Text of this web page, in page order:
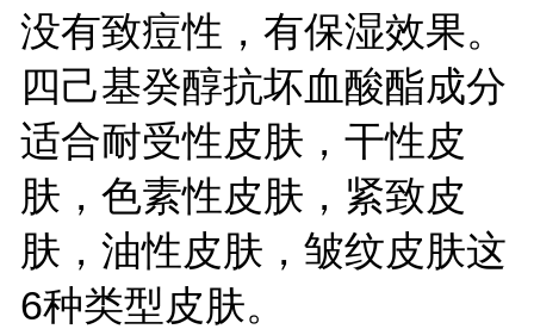
没有致痘性，有保湿效果。
四己基癸醇抗坏血酸酯成分
适合耐受性皮肤，干性皮
肤，色素性皮肤，紧致皮
肤，油性皮肤，皱纹皮肤这
6种类型皮肤。